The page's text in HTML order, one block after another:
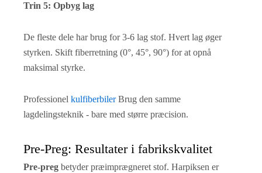
Trin 5: Opbyg lag
De fleste dele har brug for 3-6 lag stof. Hvert lag øger
styrken. Skift fiberretning (0°, 45°, 90°) for at opnå
maksimal styrke.
Professionel kulfiberbilerBrug den samme
lagdelingsteknik - bare med større præcision.
Pre-Preg: Resultater i fabrikskvalitet
Pre-preg betyder præimprægneret stof. Harpiksen er